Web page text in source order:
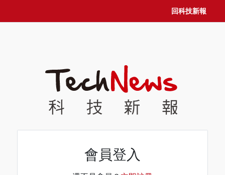
回科技新報
會員登入